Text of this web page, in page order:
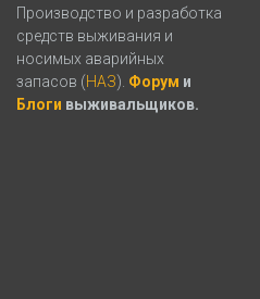
Производство и разработка
средств выживания и
носимых аварийных
запасов (НАЗ). Форум и
Блоги выживальщиков.